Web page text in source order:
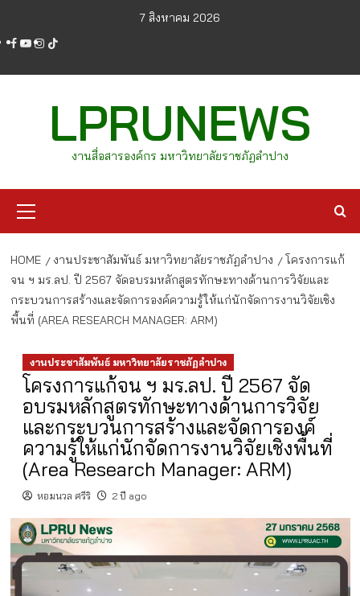
content
7 สิงหาคม 2026
facebook
youtube
instagram
tiktok
LPRUNEWS
งานสื่อสารองค์กร มหาวิทยาลัยราชภัฏลำปาง
Menu
HOME งานประชาสัมพันธ์ มหาวิทยาลัยราชภัฏลำปาง
โครงการแก้
จน ฯ มร.ลป. ปี 2567 จัดอบรมหลักสูตรทักษะทางด้านการวิจัยและ
กระบวนการสร้างและจัดการองค์ความรู้ให้แก่นักจัดการงานวิจัยเชิง
พื้นที่ (AREA RESEARCH MANAGER: ARM)
งานประชาสัมพันธ์ มหาวิทยาลัยราชภัฏลำปาง
โครงการแก้จน ฯ มร.ลป. ปี 2567 จัด
อบรมหลักสูตรทักษะทางด้านการวิจัย
และกระบวนการสร้างและจัดการองค์
ความรู้ให้แก่นักจัดการงานวิจัยเชิงพื้นที่
(Area Research Manager: ARM)
หอมนวล ศรีริ 2 ปี ago